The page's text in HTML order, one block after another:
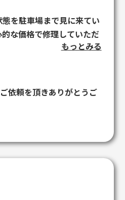
を駐車場まで見に来てい
な価格で修理していただ
場があるのを探せたのは
事は丁寧で、話しやすい
た。
もっとみる
依頼を頂きありがとうご